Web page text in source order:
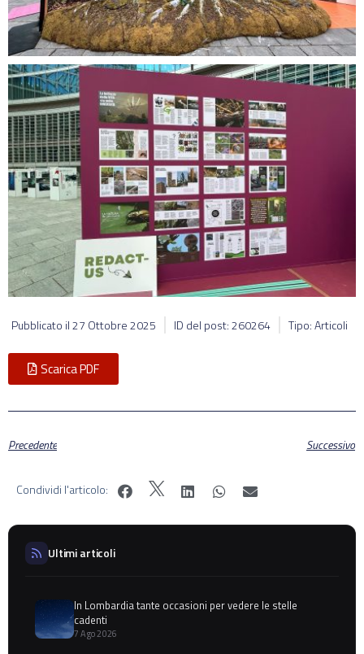
Pubblicato il27 Ottobre 2025 ID del post: 260264 Tipo: Articoli
Scarica PDF
Precedente Successivo
Condividi l'articolo:
Ultimi articoli
In Lombardia tante occasioni per vedere le stelle
cadenti
7 Ago 2026